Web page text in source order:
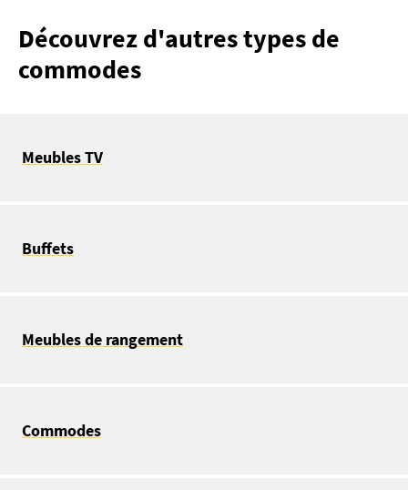
Découvrez d'autres types de
commodes
Meubles TV
Buffets
Meubles de rangement
Commodes